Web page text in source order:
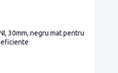
30mm, negru mat pentru
eficiente